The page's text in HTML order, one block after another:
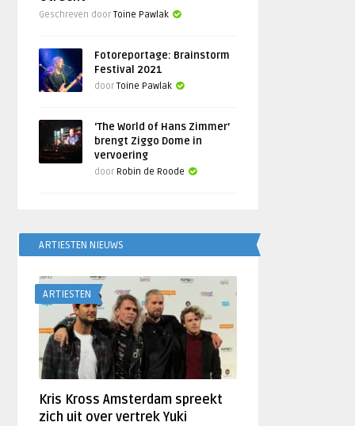
Geschreven doorToine Pawlak
Fotoreportage: Brainstorm
Festival 2021
doorToine Pawlak
‘The World of Hans Zimmer’
brengt Ziggo Dome in
vervoering
door Robin de Roode
ARTIESTEN NIEUWS
ARTIESTEN
Kris Kross Amsterdam spreekt
zich uit over vertrek Yuki